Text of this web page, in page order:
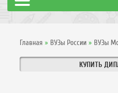
Главная » ВУЗы России » ВУЗы
КУПИТЬ